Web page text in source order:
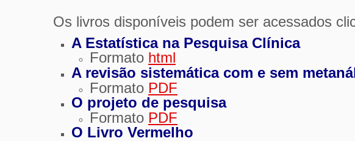
Os livros disponíveis podem ser acessados
A Estatística na Pesquisa Clínica
Formato html
A revisão sistemática com e sem
Formato PDF
O projeto de pesquisa
Formato PDF
O Livro Vermelho